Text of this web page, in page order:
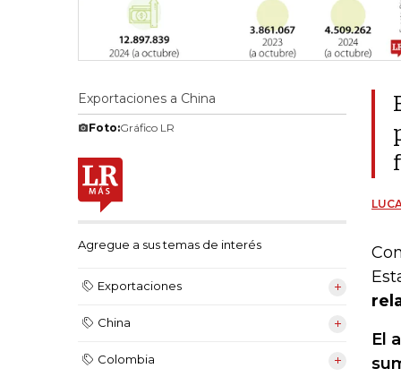
Exportaciones a China
Foto:Gráfico LR
Agregue a sus temas de interés
Exportaciones
China
Colombia
El